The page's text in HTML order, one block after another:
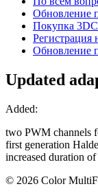
Обновление
Покупка
Регистрация
Обновление
Updated
Added:
two PWM channels
first generation
increased duration
© 2026 Color